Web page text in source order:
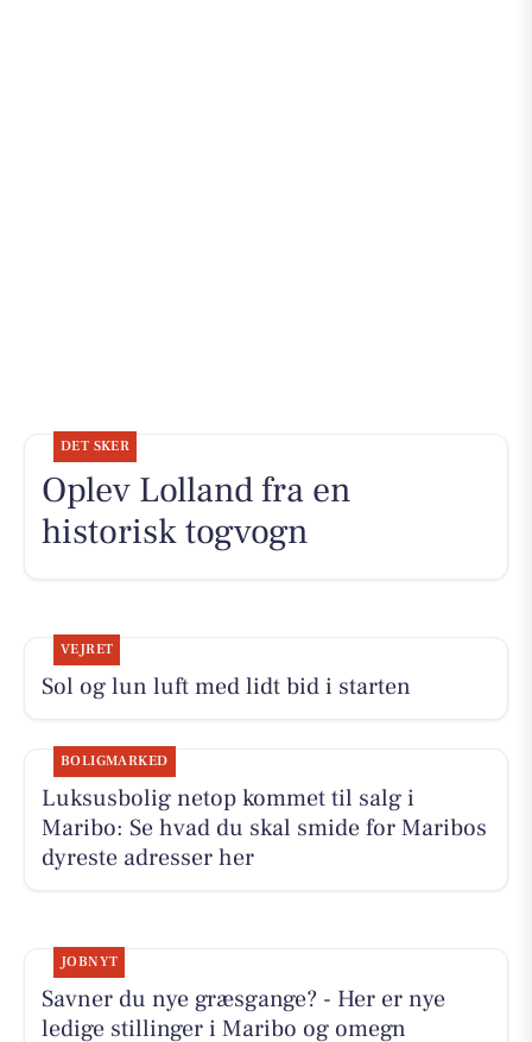
DET SKER
Oplev Lolland fra en
historisk togvogn
VEJRET
Sol og lun luft med lidt bid i starten
BOLIGMARKED
Luksusbolig netop kommet til salg i
Maribo: Se hvad du skal smide for Maribos
dyreste adresser her
JOBNYT
Savner du nye græsgange? - Her er nye
ledige stillinger i Maribo og omegn